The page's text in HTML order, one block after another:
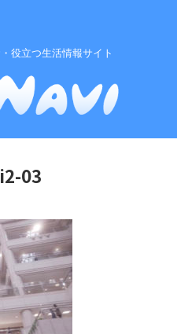
役立つ生活情報サイト
03